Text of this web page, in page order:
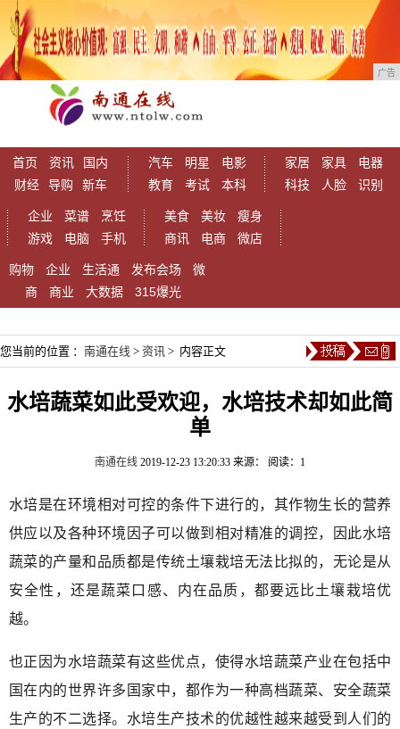
广告
首页 资讯
国内
财经
导购 新车
汽车 明星
电影
教育
考试 本科
家居 家具
电器
科技
人脸 识别
企业 菜谱
烹饪
游戏
电脑 手机
美食 美妆
瘦身
商讯
电商 微店
购物 企业 生活通 发布会场
微
商
商业 大数据 315爆光
您当前的位置 ： 南通在线 > 资讯 > 内容正文
水培蔬菜如此受欢迎，水培技术却如此简
单
南通在线 2019-12-23 13:20:33 来源： 阅读：1
水培是在环境相对可控的条件下进行的，其作物生长的营养
供应以及各种环境因子可以做到相对精准的调控，因此水培
蔬菜的产量和品质都是传统土壤栽培无法比拟的，无论是从
安全性，还是蔬菜口感、内在品质，都要远比土壤栽培优
越。
也正因为水培蔬菜有这些优点，使得水培蔬菜产业在包括中
国在内的世界许多国家中，都作为一种高档蔬菜、安全蔬菜
生产的不二选择。水培生产技术的优越性越来越受到人们的